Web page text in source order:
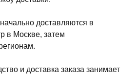
доставляются в
в Москве, затем
и доставка заказа занимает